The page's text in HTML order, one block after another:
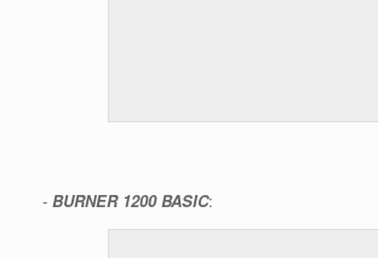
- BURNER 1200 BASIC: